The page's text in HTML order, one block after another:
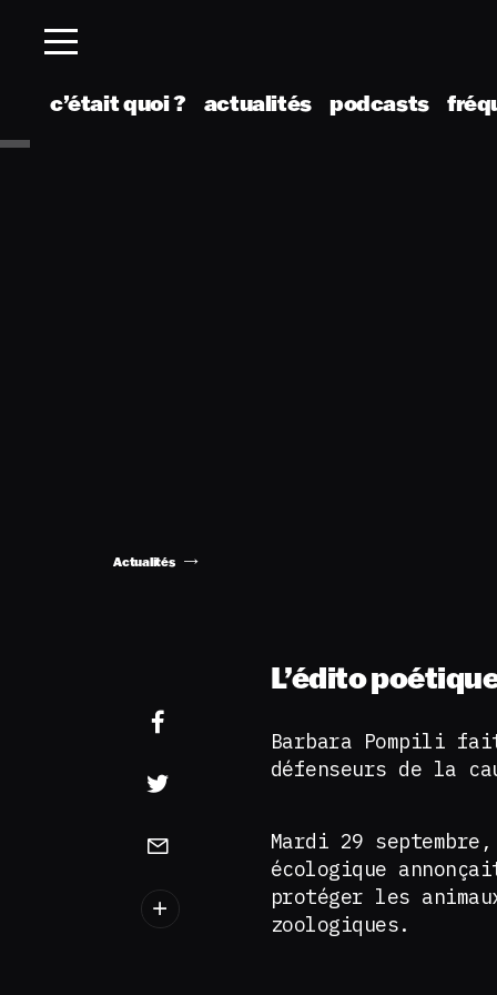
c’était quoi ? actualités podcasts
Actualités
L’édito
Barbara Pompili
défenseurs de la
Mardi 29
écologique
protéger les
zoologiques.